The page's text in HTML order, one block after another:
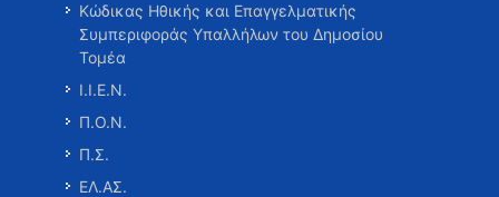
Κώδικας Ηθικής και Επαγγελματικής
Συμπεριφοράς Υπαλλήλων του Δημοσίου
Τομέα
Ι.Ι.Ε.Ν.
Π.Ο.Ν.
Π.Σ.
ΕΛ.ΑΣ.